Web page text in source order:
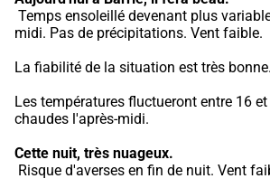
midi. Pas de précipitations. Vent faible.
La fiabilité de la situation est très bonne.
Les températures fluctueront entre 16 et
chaudes l'après-midi.
Cette nuit, très nuageux.
Risque d'averses en fin de nuit. Vent